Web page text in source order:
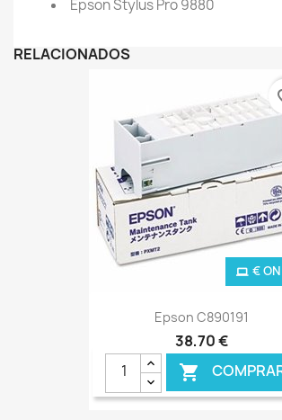
Epson Stylus Pro 9880
RELACIONADOS
Epson C890191
38,70 €

€